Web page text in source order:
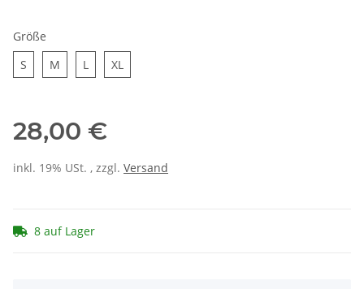
Größe
S
M L XL
28,00 €
inkl. 19% USt. , zzgl. Versand
8 auf Lager